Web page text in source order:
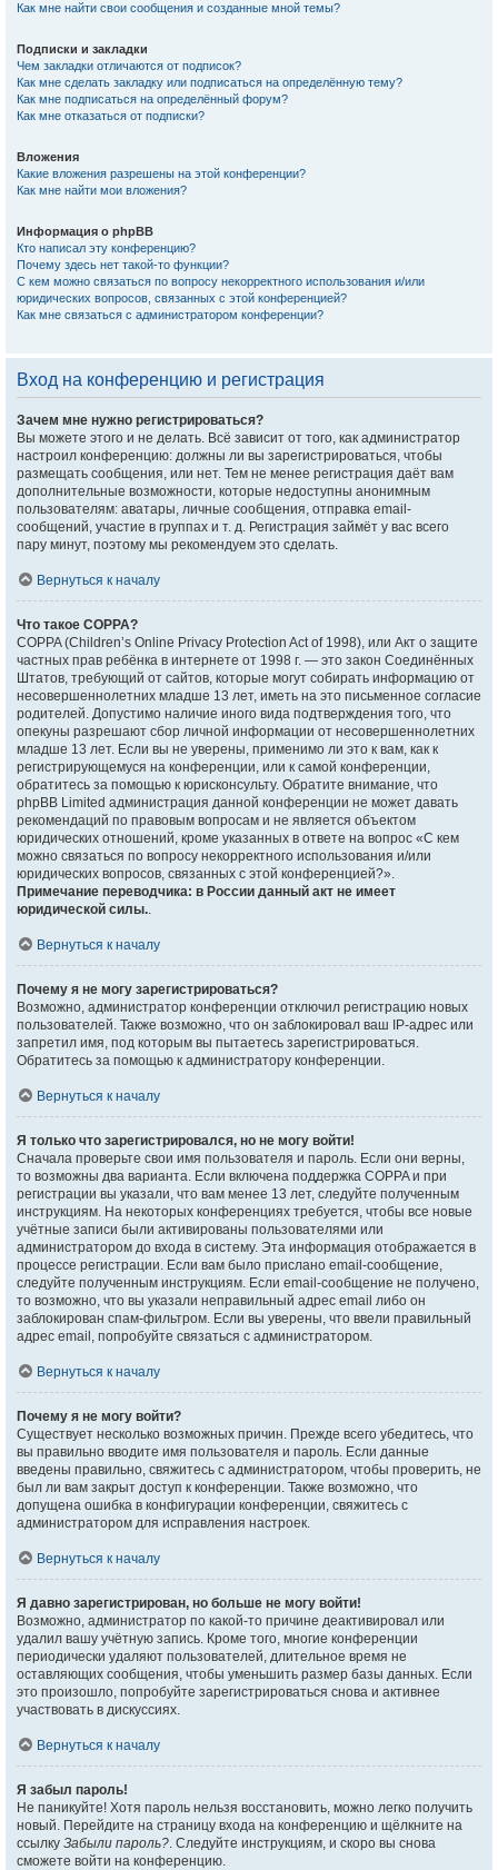
Как мне найти свои сообщения и созданные мной темы?
Подписки и закладки
Чем закладки отличаются от подписок?
Как мне сделать закладку или подписаться на определённую тему?
Как мне подписаться на определённый форум?
Как мне отказаться от подписки?
Вложения
Какие вложения разрешены на этой конференции?
Как мне найти мои вложения?
Информация о phpBB
Кто написал эту конференцию?
Почему здесь нет такой-то функции?
С кем можно связаться по вопросу некорректного использования и/или
юридических вопросов, связанных с этой конференцией?
Как мне связаться с администратором конференции?
Вход на конференцию и регистрация
Зачем мне нужно регистрироваться?
Вы можете этого и не делать. Всё зависит от того, как администратор
настроил конференцию: должны ли вы зарегистрироваться, чтобы
размещать сообщения, или нет. Тем не менее регистрация даёт вам
дополнительные возможности, которые недоступны анонимным
пользователям: аватары, личные сообщения, отправка email-
сообщений, участие в группах и т. д. Регистрация займёт у вас всего
пару минут, поэтому мы рекомендуем это сделать.
Вернуться к началу
Что такое COPPA?
COPPA (Children’s Online Privacy Protection Act of 1998), или Акт о защите
частных прав ребёнка в интернете от 1998 г. — это закон Соединённых
Штатов, требующий от сайтов, которые могут собирать информацию от
несовершеннолетних младше 13 лет, иметь на это письменное согласие
родителей. Допустимо наличие иного вида подтверждения того, что
опекуны разрешают сбор личной информации от несовершеннолетних
младше 13 лет. Если вы не уверены, применимо ли это к вам, как к
регистрирующемуся на конференции, или к самой конференции,
обратитесь за помощью к юрисконсульту. Обратите внимание, что
phpBB Limited администрация данной конференции не может давать
рекомендаций по правовым вопросам и не является объектом
юридических отношений, кроме указанных в ответе на вопрос «С кем
можно связаться по вопросу некорректного использования и/или
юридических вопросов, связанных с этой конференцией?».
Примечание переводчика: в России данный акт не имеет
юридической силы..
Вернуться к началу
Почему я не могу зарегистрироваться?
Возможно, администратор конференции отключил регистрацию новых
пользователей. Также возможно, что он заблокировал ваш IP-адрес или
запретил имя, под которым вы пытаетесь зарегистрироваться.
Обратитесь за помощью к администратору конференции.
Вернуться к началу
Я только что зарегистрировался, но не могу войти!
Сначала проверьте свои имя пользователя и пароль. Если они верны,
то возможны два варианта. Если включена поддержка COPPA и при
регистрации вы указали, что вам менее 13 лет, следуйте полученным
инструкциям. На некоторых конференциях требуется, чтобы все новые
учётные записи были активированы пользователями или
администратором до входа в систему. Эта информация отображается в
процессе регистрации. Если вам было прислано email-сообщение,
следуйте полученным инструкциям. Если email-сообщение не получено,
то возможно, что вы указали неправильный адрес email либо он
заблокирован спам-фильтром. Если вы уверены, что ввели правильный
адрес email, попробуйте связаться с администратором.
Вернуться к началу
Почему я не могу войти?
Существует несколько возможных причин. Прежде всего убедитесь, что
вы правильно вводите имя пользователя и пароль. Если данные
введены правильно, свяжитесь с администратором, чтобы проверить, не
был ли вам закрыт доступ к конференции. Также возможно, что
допущена ошибка в конфигурации конференции, свяжитесь с
администратором для исправления настроек.
Вернуться к началу
Я давно зарегистрирован, но больше не могу войти!
Возможно, администратор по какой-то причине деактивировал или
удалил вашу учётную запись. Кроме того, многие конференции
периодически удаляют пользователей, длительное время не
оставляющих сообщения, чтобы уменьшить размер базы данных. Если
это произошло, попробуйте зарегистрироваться снова и активнее
участвовать в дискуссиях.
Вернуться к началу
Я забыл пароль!
Не паникуйте! Хотя пароль нельзя восстановить, можно легко получить
новый. Перейдите на страницу входа на конференцию и щёлкните на
ссылку Забыли пароль?. Следуйте инструкциям, и скоро вы снова
сможете войти на конференцию.